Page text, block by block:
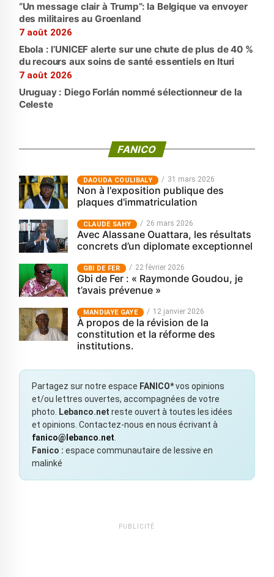
“Un message clair à Trump”: la Belgique va envoyer
des militaires au Groenland
7 août 2026
Ebola : l’UNICEF alerte sur une chute de plus de 40 %
du recours aux soins de santé essentiels en Ituri
7 août 2026
Uruguay : Diego Forlán nommé sélectionneur de la
Celeste
FANICO
‎DAOUDA COULIBALY 31 mars 2026
Non à l'exposition publique des
plaques d'immatriculation
CLAUDE SAHY 26 mars 2026
Avec Alassane Ouattara, les résultats
concrets d’un diplomate exceptionnel
GBI DE FER 22 février 2026
Gbi de Fer : « Raymonde Goudou, je
t’avais prévenue »
MANDIAYE GAYE 12 janvier 2026
À propos de la révision de la
constitution et la réforme des
institutions.
Partagez sur notre espace FANICO*vos opinions
et/ou lettres ouvertes, accompagnées de votre
photo.
Lebanco.net reste ouvert à toutes les idées
et opinions. Contactez-nous en nous écrivant à
fanico@lebanco.net
Fanico : espace communautaire de lessive en
malinké
PUBLICITÉ